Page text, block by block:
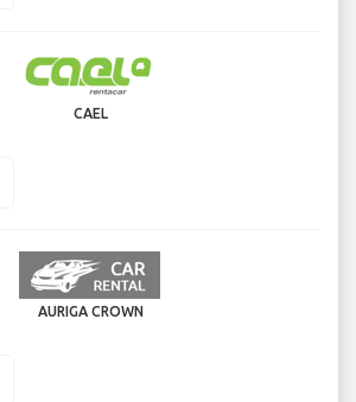
CAEL
AURIGA CROWN